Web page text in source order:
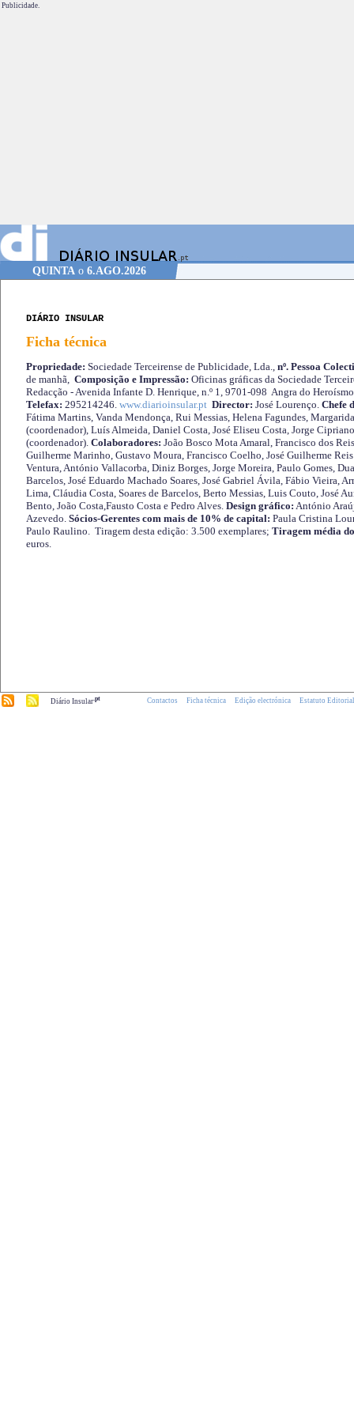
Publicidade.
QUINTAo 6.AGO.2026
DIÁRIO INSULAR
Ficha técnica
Propriedade: Sociedade Terceirense de Publicidade, Lda., nº. Pessoa
de manhã, Composição e Impressão: Oficinas gráficas da Sociedade
Redacção - Avenida Infante D. Henrique, n.º 1, 9701-098 Angra do
Telefax: 295214246. www.diarioinsular.pt Director: José Lourenço. Chefe
Fátima Martins, Vanda Mendonça, Rui Messias, Helena Fagundes,
(coordenador), Luís Almeida, Daniel Costa, José Eliseu Costa, Jorge
(coordenador). Colaboradores: João Bosco Mota Amaral, Francisco dos
Guilherme Marinho, Gustavo Moura, Francisco Coelho, José Guilherme
Ventura, António Vallacorba, Diniz Borges, Jorge Moreira, Paulo Gomes,
Barcelos, José Eduardo Machado Soares, José Gabriel Ávila, Fábio Vieira,
Lima, Cláudia Costa, Soares de Barcelos, Berto Messias, Luis Couto, José
Bento, João Costa,Fausto Costa e Pedro Alves. Design gráfico: António
Azevedo. Sócios-Gerentes com mais de 10% de capital: Paula Cristina
Paulo Raulino. Tiragem desta edição: 3.500 exemplares; Tiragem média
euros.
Diário Insular.pt Contactos Ficha técnica Edição electrónica Estatuto Editorial